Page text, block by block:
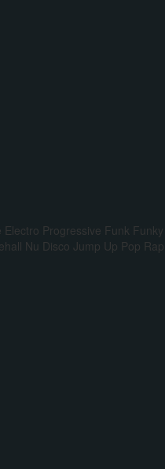
Electro Progressive Funk Funky
Nu Disco Jump Up Pop Rap